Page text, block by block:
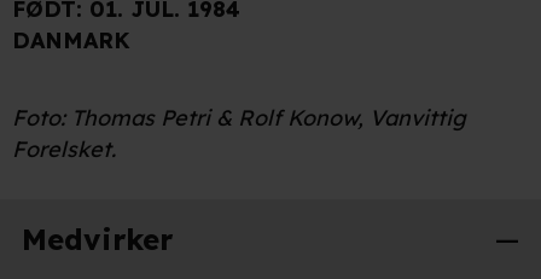
FØDT: 01. JUL. 1984
DANMARK
Foto: Thomas Petri & Rolf Konow, Vanvittig
Forelsket.
Medvirker